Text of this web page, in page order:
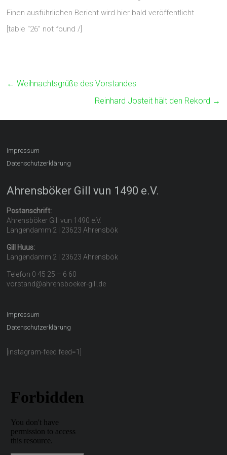
Einen ausführlichen Bericht wird hier bald veröffentlicht
[table “26” not found /]
← Weihnachtsgrüße des Vorstandes
Reinhard Josteit hält den Rekord →
Impressum
Datenschutzerklärung
Ahrensböker Gill vun 1490 e.V.
Postanschrift:
Ahrensböker Gill vun 1490 e.V.
Langendamm 2 | 23623 Ahrensbök
Gill Huus:
Langendamm 2 | 23623 Ahrensbök
Telefon 0 45 25 – 6 60
vorstand@ahrensboeker-gill.de
Impressum
Datenschutzerklärung
[instagram-feed feed=1]